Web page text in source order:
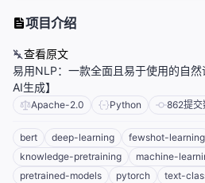
项目介绍
查看原文
易用NLP：一款全面且易于使用的自
AI生成】
Apache-2.0 Python 862提交
bert deep-learning fewshot-learning
knowledge-pretraining
machine-
pretrained-models
pytorch
text-